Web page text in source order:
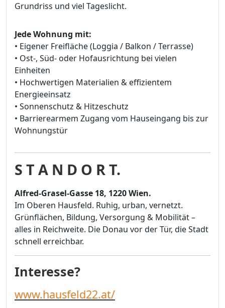
Grundriss und viel Tageslicht.
Jede Wohnung mit:
• Eigener Freifläche (Loggia / Balkon / Terrasse)
• Ost-, Süd- oder Hofausrichtung bei vielen
Einheiten
• Hochwertigen Materialien & effizientem
Energieeinsatz
• Sonnenschutz & Hitzeschutz
• Barrierearmem Zugang vom Hauseingang bis zur
Wohnungstür
S T A N D O R T.
Alfred-Grasel-Gasse 18, 1220 Wien.
Im Oberen Hausfeld. Ruhig, urban, vernetzt.
Grünflächen, Bildung, Versorgung & Mobilität –
alles in Reichweite. Die Donau vor der Tür, die Stadt
schnell erreichbar.
Interesse?
www.hausfeld22.at/